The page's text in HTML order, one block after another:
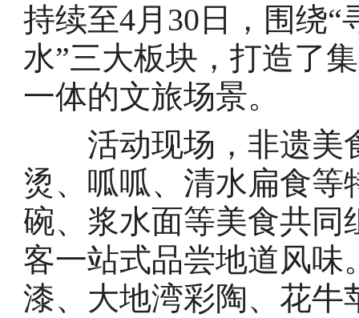
持续至4月30日，围绕“
水”三大板块，打造了
一体的文旅场景。
活动现场，非遗美
烫、呱呱、清水扁食等
碗、浆水面等美食共同
客一站式品尝地道风味
漆、大地湾彩陶、花牛